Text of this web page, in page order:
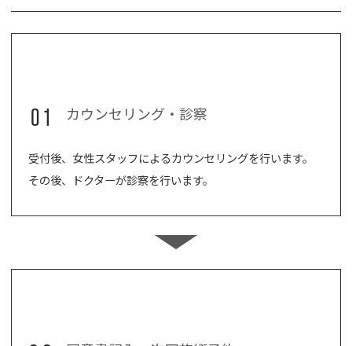
01 カウンセリング・診察
受付後、女性スタッフによるカウンセリングを行います。
その後、ドクターが診察を行います。